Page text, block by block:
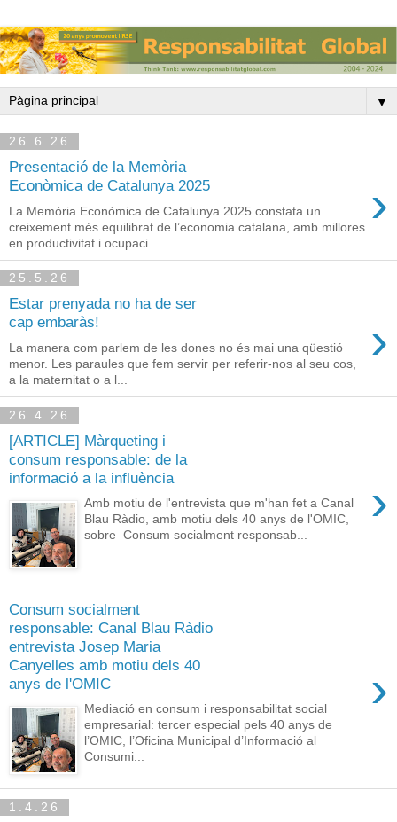
▼
26.6.26
Presentació de la Memòria
Econòmica de Catalunya 2025
›
La Memòria Econòmica de Catalunya 2025 constata un
creixement més equilibrat de l’economia catalana, amb millores
en productivitat i ocupaci...
25.5.26
Estar prenyada no ha de ser
cap embaràs!
›
La manera com parlem de les dones no és mai una qüestió
menor. Les paraules que fem servir per referir-nos al seu cos,
a la maternitat o a l...
26.4.26
[ARTICLE] Màrqueting i
consum responsable: de la
informació a la influència
›
Amb motiu de l'entrevista que m'han fet a Canal
Blau Ràdio, amb motiu dels 40 anys de l'OMIC,
sobre Consum socialment responsab...
Consum socialment
responsable: Canal Blau Ràdio
entrevista Josep Maria
Canyelles amb motiu dels 40
anys de l'OMIC
›
Mediació en consum i responsabilitat social
empresarial: tercer especial pels 40 anys de
l’OMIC, l’Oficina Municipal d’Informació al
Consumi...
1.4.26